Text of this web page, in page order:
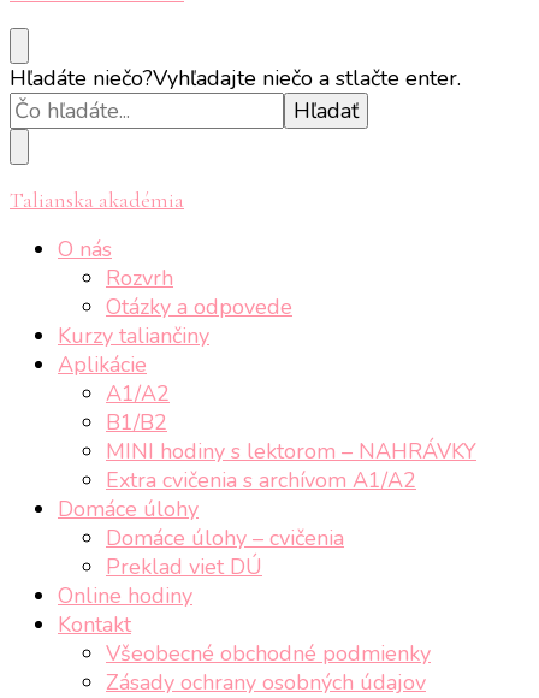
Hľadáte niečo?Vyhľadajte niečo a stlačte enter.
Talianska akadémia
O nás
Rozvrh
Otázky a odpovede
Kurzy taliančiny
Aplikácie
A1/A2
B1/B2
MINI hodiny s lektorom – NAHRÁVKY
Extra cvičenia s archívom A1/A2
Domáce úlohy
Domáce úlohy – cvičenia
Preklad viet DÚ
Online hodiny
Kontakt
Všeobecné obchodné podmienky
Zásady ochrany osobných údajov